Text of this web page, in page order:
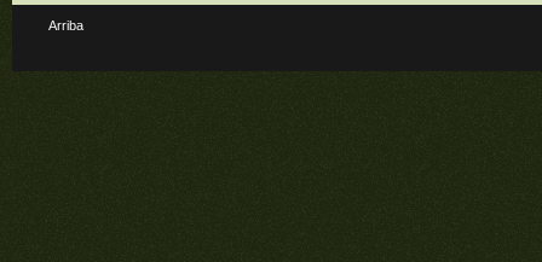
Arriba